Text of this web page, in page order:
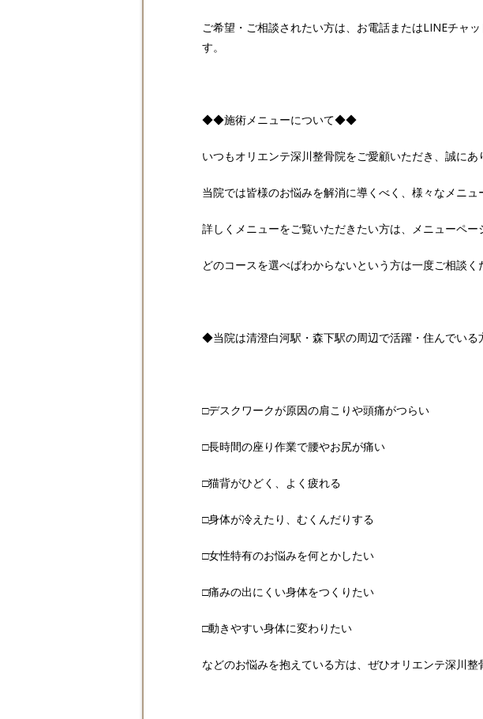
ご希望・ご相談されたい方は、お電話またはLINEチャ
す。
◆◆施術メニューについて◆◆
いつもオリエンテ深川整骨院をご愛顧いただき、誠にあ
当院では皆様のお悩みを解消に導くべく、様々なメニュ
詳しくメニューをご覧いただきたい方は、メニューペー
どのコースを選べばわからないという方は一度ご相談く
◆当院は清澄白河駅・森下駅の周辺で活躍・住んでい
□デスクワークが原因の肩こりや頭痛がつらい
□長時間の座り作業で腰やお尻が痛い
□猫背がひどく、よく疲れる
□身体が冷えたり、むくんだりする
□女性特有のお悩みを何とかしたい
□痛みの出にくい身体をつくりたい
□動きやすい身体に変わりたい
などのお悩みを抱えている方は、ぜひオリエンテ深川整